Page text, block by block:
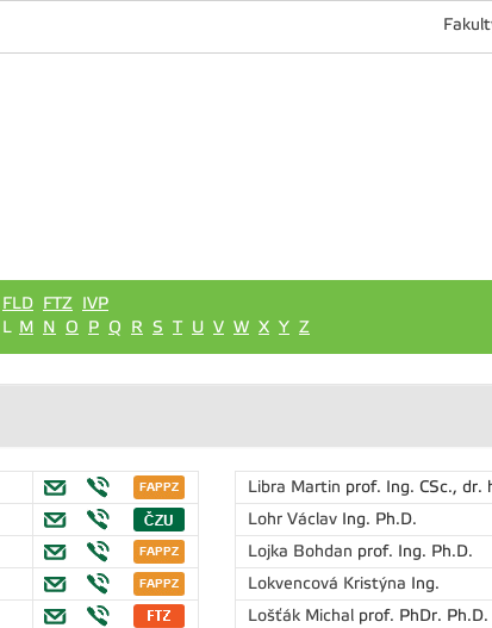
FLD FTZ IVP
L M N O P Q R S T U V W X Y Z
Libra Martin prof. Ing. CSc., dr.
Lohr Václav Ing. Ph.D.
Lojka Bohdan prof. Ing. Ph.D.
Lokvencová Kristýna Ing.
Lošťák Michal prof. PhDr. Ph.D.